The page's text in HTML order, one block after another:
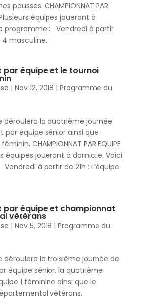
pousses. CHAMPIONNAT PAR
Plusieurs équipes joueront à
programme : Vendredi à partir
4 masculine...
par équipe et le tournoi
| Nov 12, 2018 | Programme du
déroulera la quatrième journée
par équipe sénior ainsi que
CHAMPIONNAT PAR EQUIPE
équipes joueront à domicile. Voici
à partir de 21h : L’équipe
par équipe et championnat
vétérans
| Nov 5, 2018 | Programme du
déroulera la troisième journée de
équipe sénior, la quatrième
1 féminine ainsi que le
vétérans.